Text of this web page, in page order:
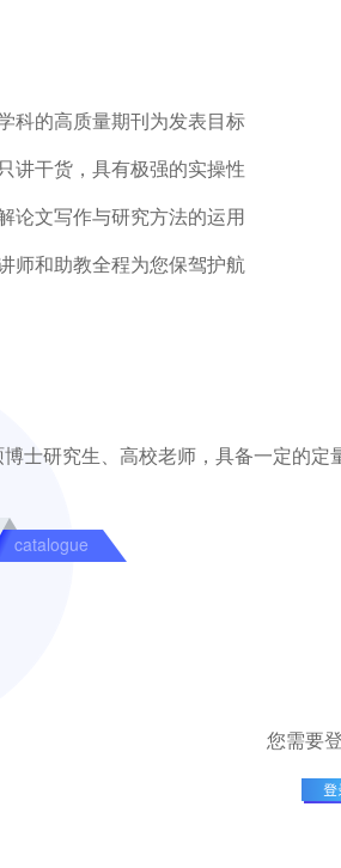
科的高质量期刊为发表目标
讲干货，具有极强的实操性
论文写作与研究方法的运用
师和助教全程为您保驾护航
士研究生、高校老师，具备一定的定
catalogue
您需要